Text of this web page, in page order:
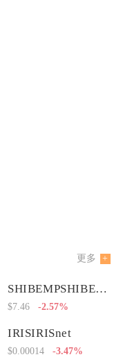
更多
SHIBEMPSHIBEMP币
$7.46 -2.57%
IRISIRISnet
$0.00014 -3.47%